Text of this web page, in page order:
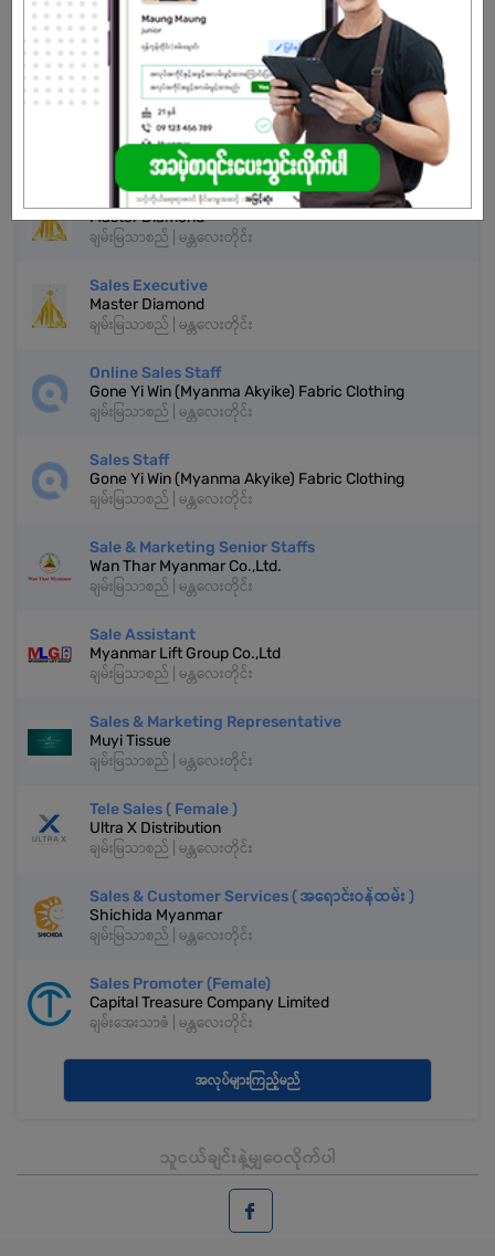
နောက်ထပ်အလားတူအလုပ်များ
Sales Representative
Domingo Trading & Distribution Co.,Ltd
ချမ်းမြသာစည် | မန္တလေးတိုင်း
Sale Supervisor
Master Diamond
ချမ်းမြသာစည် | မန္တလေးတိုင်း
Sales Executive
Master Diamond
ချမ်းမြသာစည် | မန္တလေးတိုင်း
Online Sales Staff
Gone Yi Win (Myanma Akyike) Fabric Clothing
ချမ်းမြသာစည် | မန္တလေးတိုင်း
Sales Staff
Gone Yi Win (Myanma Akyike) Fabric Clothing
ချမ်းမြသာစည် | မန္တလေးတိုင်း
Sale & Marketing Senior Staffs
Wan Thar Myanmar Co.,Ltd.
ချမ်းမြသာစည် | မန္တလေးတိုင်း
Sale Assistant
Myanmar Lift Group Co.,Ltd
ချမ်းမြသာစည် | မန္တလေးတိုင်း
Sales & Marketing Representative
Muyi Tissue
ချမ်းမြသာစည် | မန္တလေးတိုင်း
Tele Sales ( Female )
Ultra X Distribution
ချမ်းမြသာစည် | မန္တလေးတိုင်း
Sales & Customer Services ( အရောင်းဝန်ထမ်း )
Shichida Myanmar
ချမ်းမြသာစည် | မန္တလေးတိုင်း
Sales Promoter (Female)
Capital Treasure Company Limited
ချမ်းအေးသာဇံ | မန္တလေးတိုင်း
အလုပ်များကြည့်မည်
သူငယ်ချင်းနဲ့မျှဝေလိုက်ပါ